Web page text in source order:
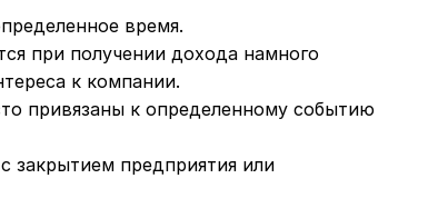
время.
при получении дохода намного
к компании.
привязаны к определенному событию
закрытием предприятия или